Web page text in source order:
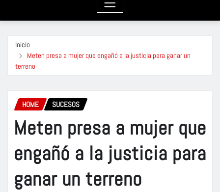
Inicio
Meten presa a mujer que engañó a la justicia para ganar un
terreno
HOME SUCESOS
Meten presa a mujer que
engañó a la justicia para
ganar un terreno